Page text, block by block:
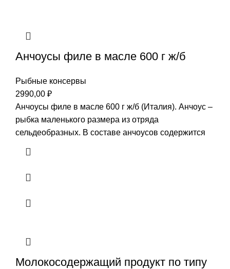
Анчоусы филе в масле 600 г ж/б
Рыбные консервы
2990,00 ₽
Анчоусы филе в масле 600 г ж/б (Италия). Анчоус –
рыбка маленького размера из отряда
сельдеобразных. В составе анчоусов содержится
Молокосодержащий продукт по типу